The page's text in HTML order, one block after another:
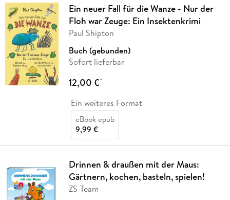
Ein neuer Fall für die Wanze - Nur der
Floh war Zeuge: Ein Insektenkrimi
Paul Shipton
Buch (gebunden)
Sofort lieferbar
12,00 €*
Ein weiteres Format
eBook epub
9,99 €
Drinnen & draußen mit der Maus:
Gärtnern, kochen, basteln, spielen!
ZS-Team